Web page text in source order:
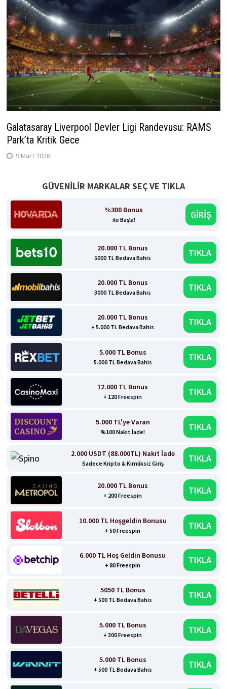
Galatasaray Liverpool Devler Ligi Randevusu: RAMS
Park’ta Kritik Gece
9 Mart 2026
GÜVENİLİR MARKALAR SEÇ VE TIKLA
%300 Bonus
ile Başla! GİRİŞ
20.000 TL Bonus
5000 TL Bedava Bahis TIKLA
20.000 TL Bonus
3000 TL Bedava Bahis TIKLA
20.000 TL Bonus
+ 5.000 TL Bedava Bahis TIKLA
5.000 TL Bonus
5.000 TL Bedava Bahis TIKLA
12.000 TL Bonus
+ 120 Freespin TIKLA
5.000 TL'ye Varan
%100 Nakit İade! TIKLA
2.000 USDT (88.000TL) Nakit İade
Sadece Kripto & Kimliksiz Giriş TIKLA
20.000 TL Bonus
+ 200 Freespin TIKLA
10.000 TL Hoşgeldin Bonusu
+ 50 Freespin TIKLA
6.000 TL Hoş Geldin Bonusu
+ 80 Freespin TIKLA
5050 TL Bonus
+ 500 TL Bedava Bahis TIKLA
5.000 TL Bonus
+ 300 Freespin TIKLA
5.000 TL Bonus
+ 500 TL Bedava Bahis TIKLA